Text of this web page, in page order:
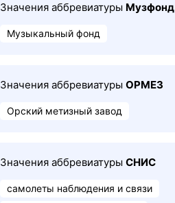
Значения аббревиатуры Музфонд
Музыкальный фонд
Значения аббревиатуры ОРМЕЗ
Орский метизный завод
Значения аббревиатуры СНИС
самолеты наблюдения и связи